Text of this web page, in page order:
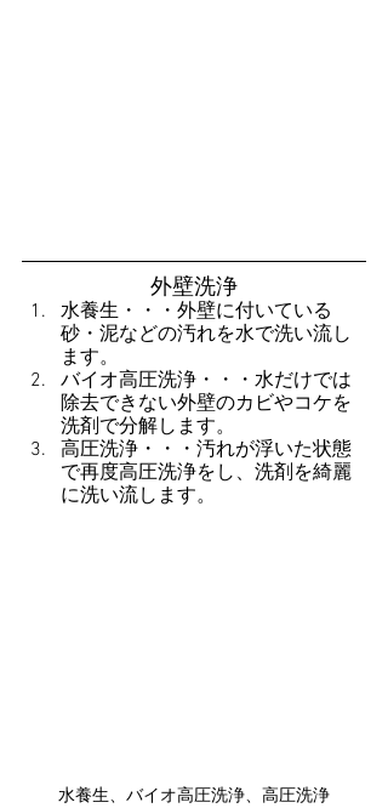
外壁洗浄
水養生・・・外壁に付いている
砂・泥などの汚れを水で洗い流し
ます。
バイオ高圧洗浄・・・水だけでは
除去できない外壁のカビやコケを
洗剤で分解します。
高圧洗浄・・・汚れが浮いた状態
で再度高圧洗浄をし、洗剤を綺麗
に洗い流します。
水養生、バイオ高圧洗浄、高圧洗浄